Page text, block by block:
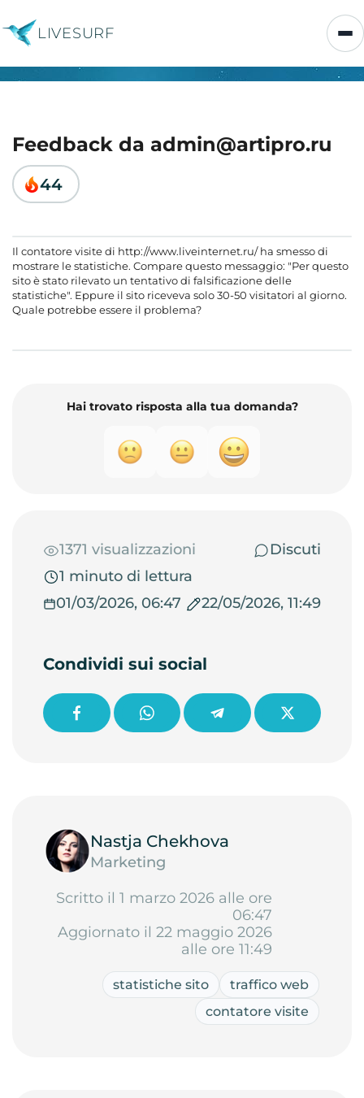
LIVESURF
Feedback da admin@artipro.ru
44
Il contatore visite di http://www.liveinternet.ru/ ha smesso di
mostrare le statistiche. Compare questo messaggio: "Per questo
sito è stato rilevato un tentativo di falsificazione delle
statistiche". Eppure il sito riceveva solo 30-50 visitatori al giorno.
Quale potrebbe essere il problema?
Hai trovato risposta alla tua domanda?
1371 visualizzazioni
Discuti
1 minuto di lettura
01/03/2026, 06:47
22/05/2026, 11:49
Condividi sui social
Nastja Chekhova
Marketing
Scritto il 1 marzo 2026 alle ore
06:47
Aggiornato il 22 maggio 2026
alle ore 11:49
statistiche sito
traffico web
contatore visite